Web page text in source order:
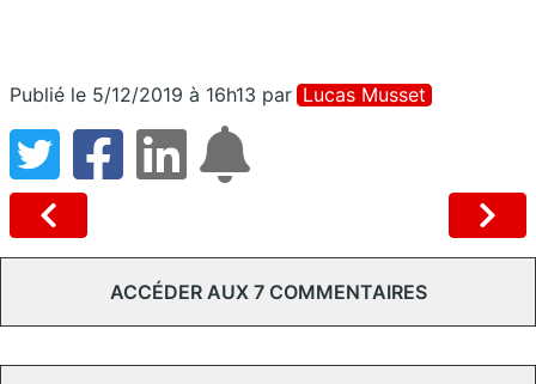
Publié le 5/12/2019 à 16h13 par Lucas Musset
ACCÉDER AUX 7 COMMENTAIRES